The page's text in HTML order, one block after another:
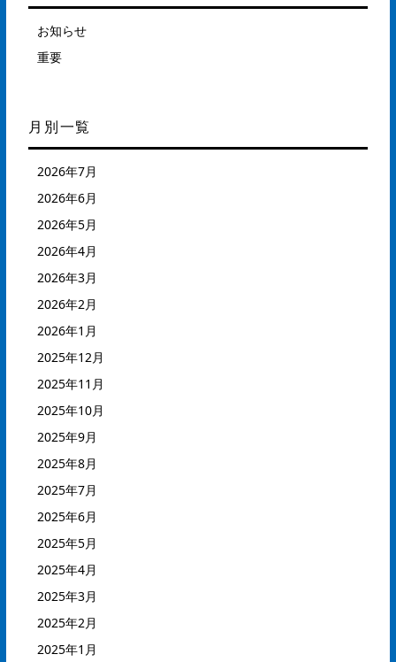
お知らせ
重要
月別一覧
2026年7月
2026年6月
2026年5月
2026年4月
2026年3月
2026年2月
2026年1月
2025年12月
2025年11月
2025年10月
2025年9月
2025年8月
2025年7月
2025年6月
2025年5月
2025年4月
2025年3月
2025年2月
2025年1月